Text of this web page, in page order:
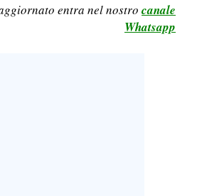
entra nel nostro canale
Whatsapp